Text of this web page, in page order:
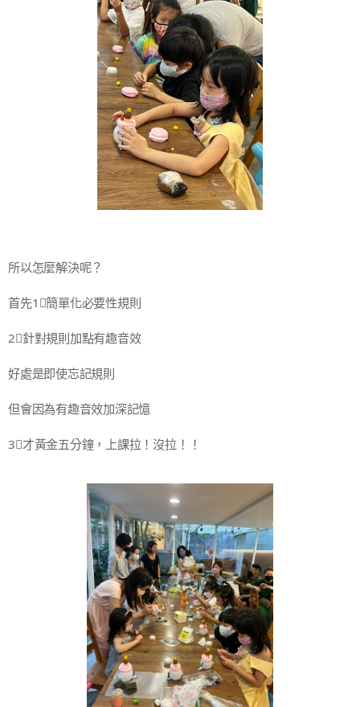
所以怎麼解決呢？
首先1⃣簡單化必要性規則
2⃣針對規則加點有趣音效
好處是即使忘記規則
但會因為有趣音效加深記憶
3⃣才黃金五分鐘，上課拉！沒拉！！